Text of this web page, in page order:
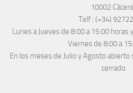
10002
Telf : (+34)
Lunes a Jueves de 8:00 a 15:00 horas
Viernes de 8:00 a
En los meses de Julio y Agosto abierto
cerrado.